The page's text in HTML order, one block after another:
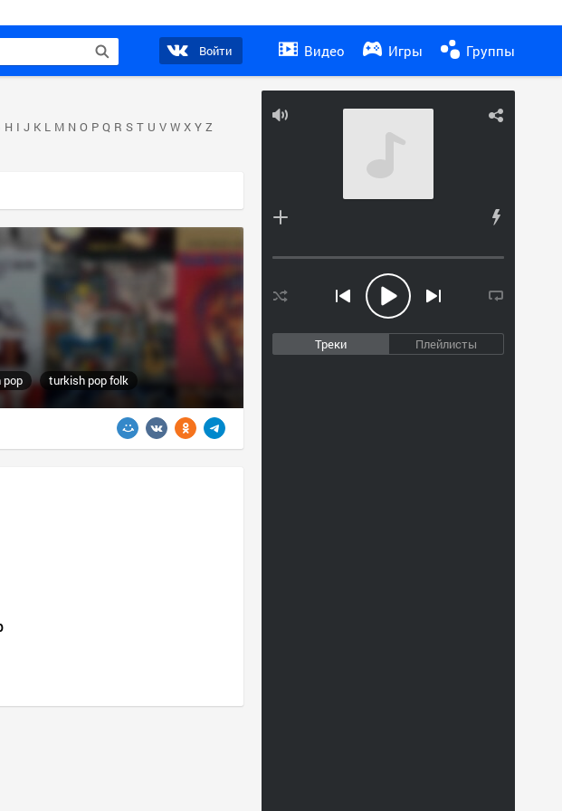
Войти Видео Игры Группы
Треки Плейлисты
H I J K L M N O P Q R S T U V W X Y Z
pop
turkish pop folk